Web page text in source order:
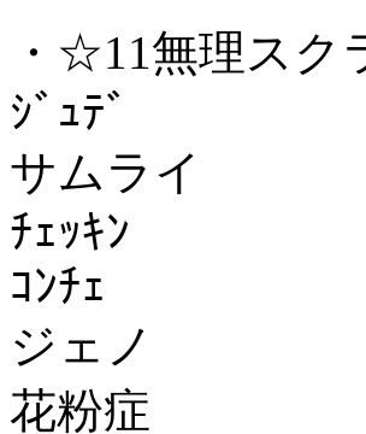
・☆11無理スク
ｼﾞｭﾃﾞ
サムライ
ﾁｪｯｷﾝ
ｺﾝﾁｪ
ジェノ
花粉症